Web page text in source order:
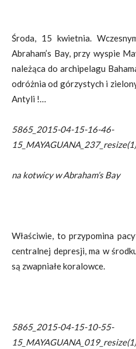
Środa, 15 kwietnia.
Abraham’s Bay, przy wyspie
należąca do archipelagu
odróżnia od górzystych i
Antyli !…
5865_2015-04-15-16-46-
na kotwicy w Abraham’s Bay
Właściwie, to przypomina
centralnej depresji, ma w
są zwapniałe koralowce.
5865_2015-04-15-10-55-